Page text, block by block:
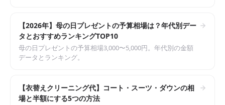
【2026年】母の日プレゼントの予算相場は？年代別デー
タとおすすめランキングTOP10
母の日プレゼントの予算相場3,000〜5,000円。年代別の金額
データとランキング。
【衣替えクリーニング代】コート・スーツ・ダウンの相
場と半額にする5つの方法